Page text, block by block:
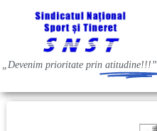
„Devenim prioritate prin atitudine!!!”